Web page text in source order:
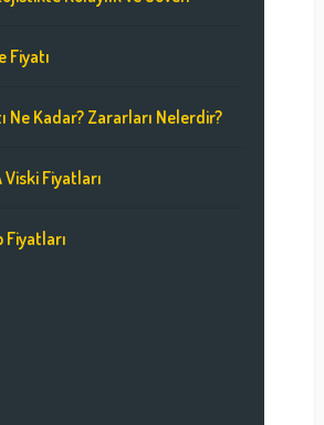
Fiyatı
Ne Kadar? Zararları Nelerdir?
Fiyatları
Fiyatları